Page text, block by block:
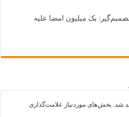
یک میلیون امضا علیه
شد. بخش‌های موردنیاز علامت‌گذاری